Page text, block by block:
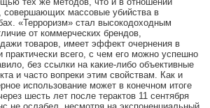
совершающих массовые убийства в
«Терроризм» стал высокодоходным
от коммерческих брендов,
товаров, имеет эффект очернения в
практически всего, с чем его можно успешно
без ссылки на какие-либо объективные
и часто вопреки этим свойствам. Как и
использование может в конечном итоге
шесть лет после терактов 11 сентября